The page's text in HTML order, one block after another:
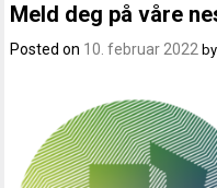
Meld deg på våre
Posted on 10. februar 2022 by